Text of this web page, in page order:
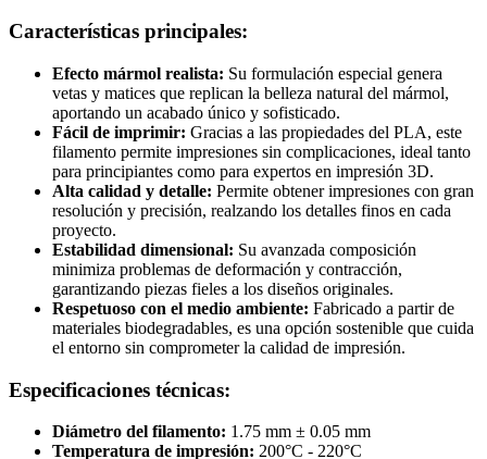
Características principales:
Efecto mármol realista: Su formulación especial genera
vetas y matices que replican la belleza natural del mármol,
aportando un acabado único y sofisticado.
Fácil de imprimir: Gracias a las propiedades del PLA, este
filamento permite impresiones sin complicaciones, ideal tanto
para principiantes como para expertos en impresión 3D.
Alta calidad y detalle: Permite obtener impresiones con gran
resolución y precisión, realzando los detalles finos en cada
proyecto.
Estabilidad dimensional: Su avanzada composición
minimiza problemas de deformación y contracción,
garantizando piezas fieles a los diseños originales.
Respetuoso con el medio ambiente: Fabricado a partir de
materiales biodegradables, es una opción sostenible que cuida
el entorno sin comprometer la calidad de impresión.
Especificaciones técnicas:
Diámetro del filamento: 1.75 mm ± 0.05 mm
Temperatura de impresión: 200°C - 220°C